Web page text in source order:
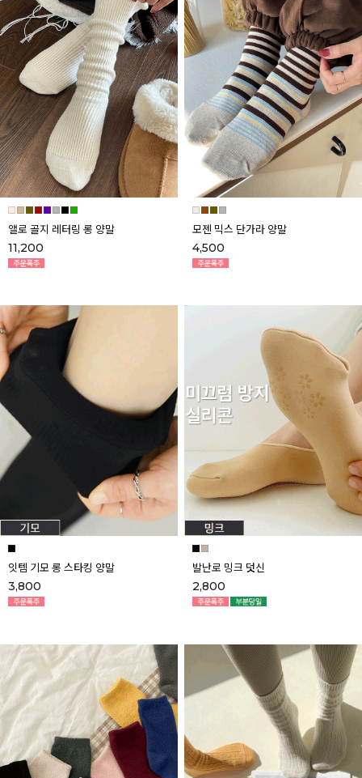
앨로 골지 레터링 롱 양말
11,200
모젠 믹스 단가라 양말
4,500
잇템 기모 롱 스타킹 양말
3,800
발난로 밍크 덧신
2,800